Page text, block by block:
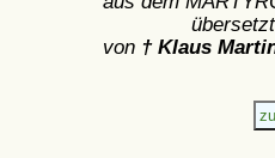
von † Klaus